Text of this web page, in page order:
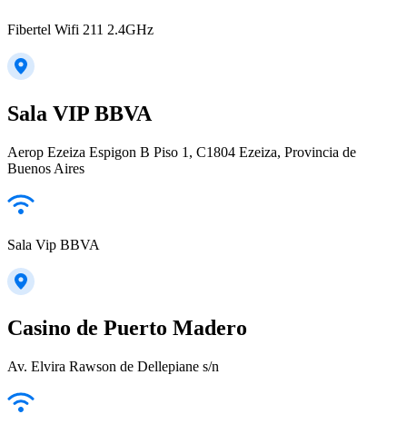
Fibertel Wifi 211 2.4GHz
Sala VIP BBVA
Aerop Ezeiza Espigon B Piso 1, C1804 Ezeiza, Provincia de
Buenos Aires
Sala Vip BBVA
Casino de Puerto Madero
Av. Elvira Rawson de Dellepiane s/n